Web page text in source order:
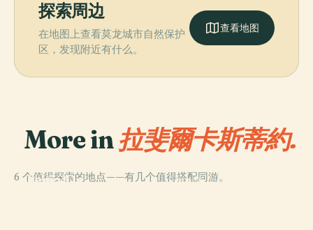
探索周边
在地图上查看莫龙城市自然保护
区，发现附近有什么。
查看地图
More in拉斐爾卡斯蒂約.
6 个值得探索的地点——有几个值得搭配同游。
Feria De
PLACE
PLACE